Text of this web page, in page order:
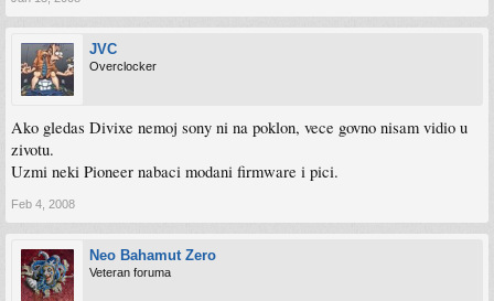
JVC
Overclocker
Ako gledas Divixe nemoj sony ni na poklon, vece govno nisam vidio u
zivotu.
Uzmi neki Pioneer nabaci modani firmware i pici.
Feb 4, 2008
Neo Bahamut Zero
Veteran foruma